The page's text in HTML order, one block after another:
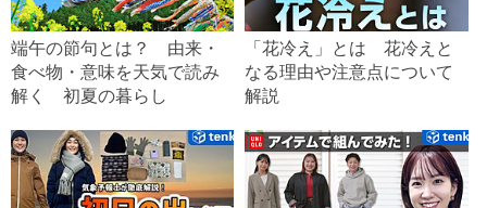
端午の節句とは？ 由来・
食べ物・意味を天気で読み
解く 初夏の暮らし
「花冷え」とは 花冷えと
なる理由や注意点について
解説